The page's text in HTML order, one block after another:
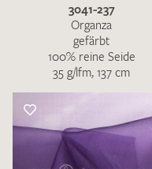
3041-237
Organza
gefärbt
100% reine Seide
35 g/lfm, 137 cm